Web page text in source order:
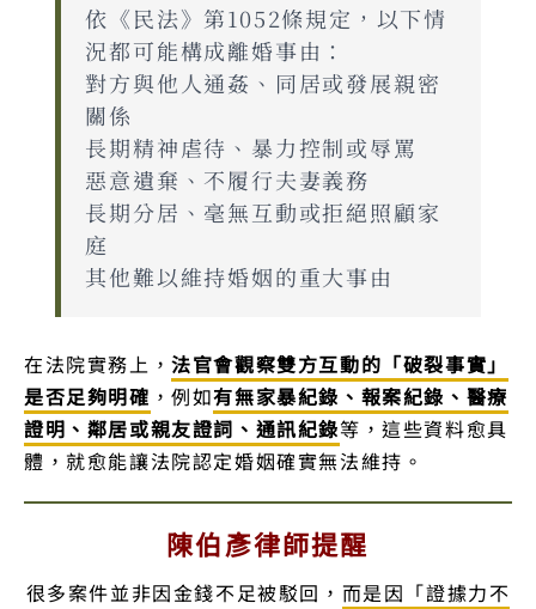
依《民法》第1052條規定，以下情
況都可能構成離婚事由：
對方與他人通姦、同居或發展親密
關係
長期精神虐待、暴力控制或辱罵
惡意遺棄、不履行夫妻義務
長期分居、毫無互動或拒絕照顧家
庭
其他難以維持婚姻的重大事由
在法院實務上，法官會觀察雙方互動的「破裂事實」
是否足夠明確 ，例如有無家暴紀錄、報案紀錄、醫療
證明、鄰居或親友證詞、通訊紀錄等，這些資料愈具
體，就愈能讓法院認定婚姻確實無法維持。
陳伯彥律師提醒
很多案件並非因金錢不足被駁回， 而是因「證據力不